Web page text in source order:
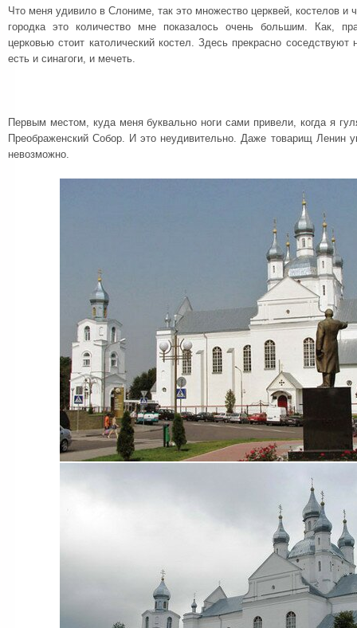
Что меня удивило в Слониме, так это множество церквей, костелов и
городка это количество мне показалось очень большим. Как,
церковью стоит католический костел. Здесь прекрасно
есть и синагоги, и мечеть.
Первым местом, куда меня буквально ноги сами привели, когда я
Преображенский Собор. И это неудивительно. Даже товарищ Ленин
невозможно.